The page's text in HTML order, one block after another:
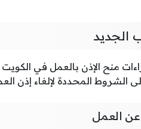
الجديد
منح الإذن بالعمل في
الشروط المحددة لإلغاء إذن
عن العمل